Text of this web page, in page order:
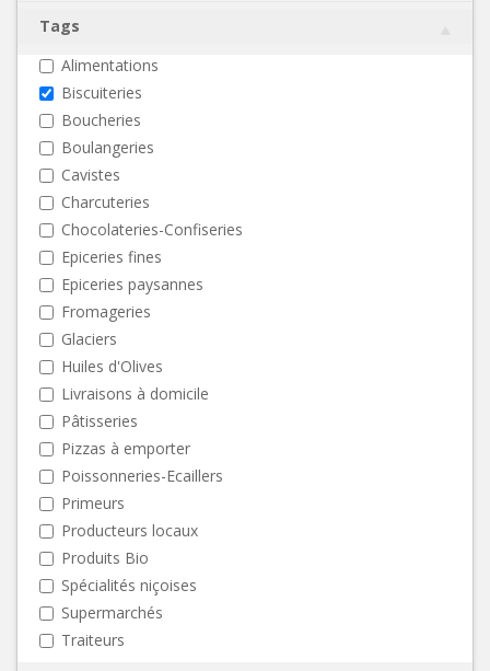
Tags
Alimentations
Biscuiteries
Boucheries
Boulangeries
Cavistes
Charcuteries
Chocolateries-Confiseries
Epiceries fines
Epiceries paysannes
Fromageries
Glaciers
Huiles d'Olives
Livraisons à domicile
Pâtisseries
Pizzas à emporter
Poissonneries-Ecaillers
Primeurs
Producteurs locaux
Produits Bio
Spécialités niçoises
Supermarchés
Traiteurs